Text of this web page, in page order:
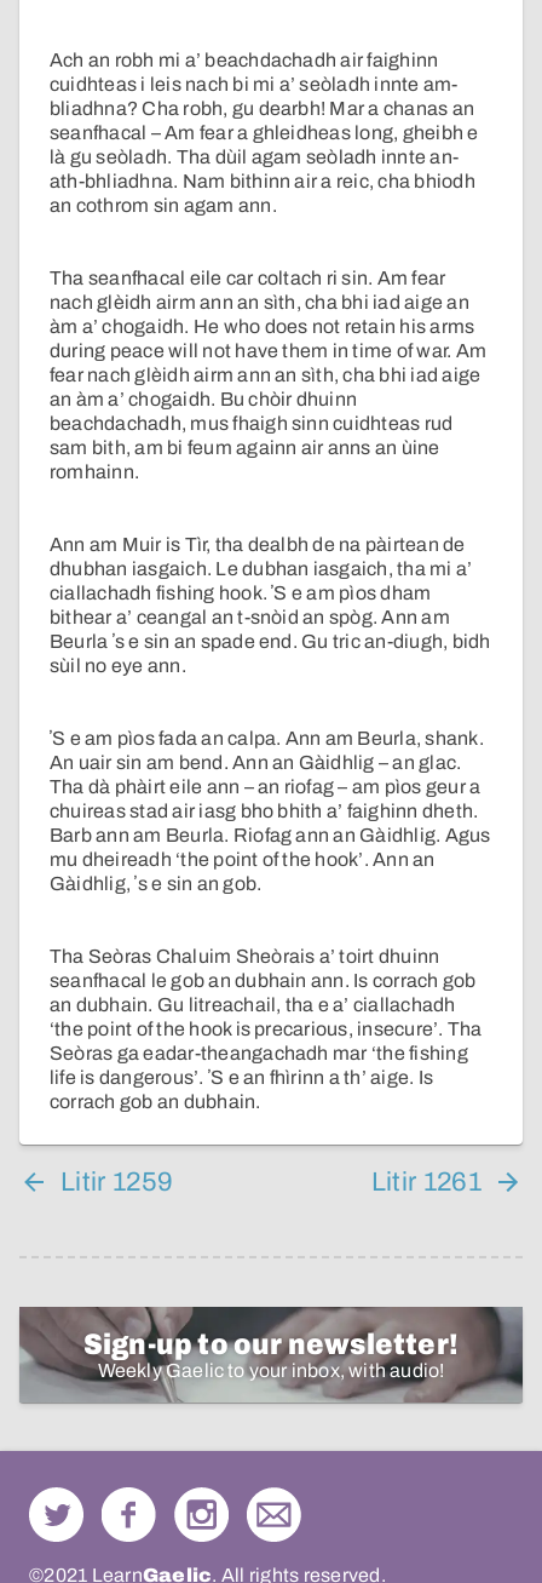
Ach an robh mi a’ beachdachadh air faighinn
cuidhteas i leis nach bi mi a’ seòladh innte am-
bliadhna? Cha robh, gu dearbh! Mar a chanas an
seanfhacal – Am fear a ghleidheas long, gheibh e
là gu seòladh. Tha dùil agam seòladh innte an-
ath-bhliadhna. Nam bithinn air a reic, cha bhiodh
an cothrom sin agam ann.
Tha seanfhacal eile car coltach ri sin. Am fear
nach glèidh airm ann an sìth, cha bhi iad aige an
àm a’ chogaidh. He who does not retain his arms
during peace will not have them in time of war. Am
fear nach glèidh airm ann an sìth, cha bhi iad aige
an àm a’ chogaidh. Bu chòir dhuinn
beachdachadh, mus fhaigh sinn cuidhteas rud
sam bith, am bi feum againn air anns an ùine
romhainn.
Ann am Muir is Tìr, tha dealbh de na pàirtean de
dhubhan iasgaich. Le dubhan iasgaich, tha mi a’
ciallachadh fishing hook. ʼS e am pìos dham
bithear a’ ceangal an t-snòid an spòg. Ann am
Beurla ʼs e sin an spade end. Gu tric an-diugh, bidh
sùil no eye ann.
ʼS e am pìos fada an calpa. Ann am Beurla, shank.
An uair sin am bend. Ann an Gàidhlig – an glac.
Tha dà phàirt eile ann – an riofag – am pìos geur a
chuireas stad air iasg bho bhith a’ faighinn dheth.
Barb ann am Beurla. Riofag ann an Gàidhlig. Agus
mu dheireadh ‘the point of the hook’. Ann an
Gàidhlig, ʼs e sin an gob.
Tha Seòras Chaluim Sheòrais a’ toirt dhuinn
seanfhacal le gob an dubhain ann. Is corrach gob
an dubhain. Gu litreachail, tha e a’ ciallachadh
‘the point of the hook is precarious, insecure’. Tha
Seòras ga eadar-theangachadh mar ‘the fishing
life is dangerous’. ʼS e an fhìrinn a th’ aige. Is
corrach gob an dubhain.
Litir 1259 Litir 1261
Sign-up to our newsletter!
Weekly Gaelic to your inbox, with audio!
©2021 LearnGaelic. All rights reserved.